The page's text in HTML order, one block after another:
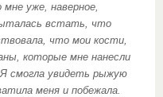
мне уже, наверное,
встать, что
что мои кости,
которые мне нанесли
смогла увидеть рыжую
меня и побежала.